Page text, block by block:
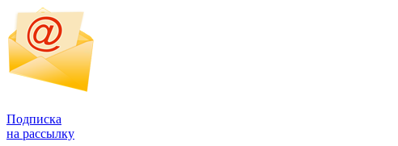
Подписка
на рассылку